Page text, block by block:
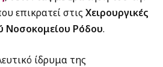
επικρατεί στις Χειρουργικές
Νοσοκομείου Ρόδου.
ίδρυμα της